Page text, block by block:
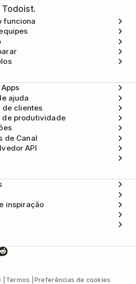
Todoist.
funciona
ajuda
de clientes
de produtividade
de Canal
API
inspiração
Termos
Preferências de cookies